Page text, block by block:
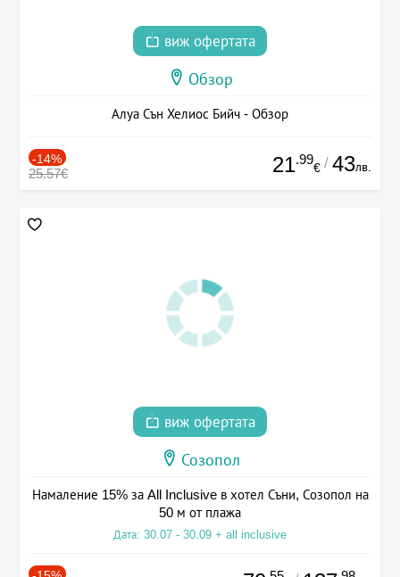
виж офертата
Обзор
Алуа Сън Хелиос Бийч - Обзор
-14%
25.57€ 21.99
€ / 43лв.
виж офертата
Созопол
Намаление 15% за All Inclusive в хотел Съни, Созопол на
50 м от плажа
Дата: 30.07 - 30.09 + all inclusive